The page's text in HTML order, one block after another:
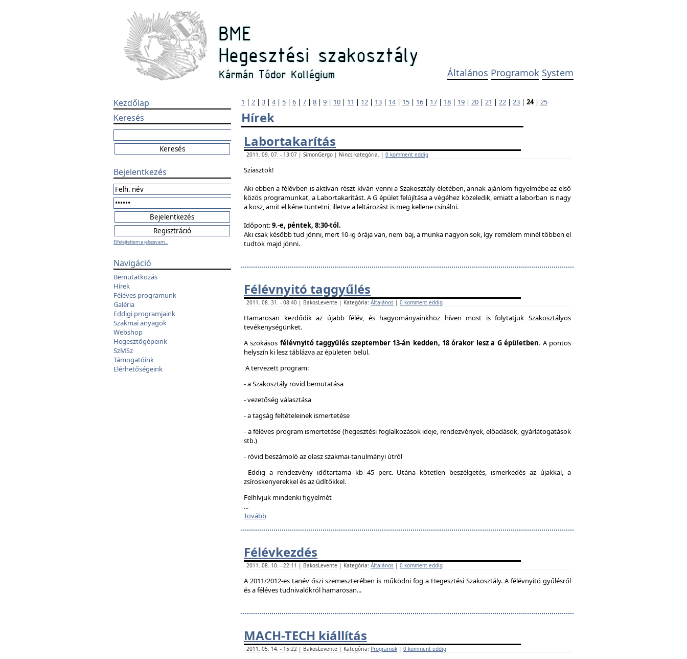
Általános Programok System
Kezdőlap
Keresés
Bejelentkezés
Elfelejtettem a jelszavam...
Navigáció
Bemutatkozás
Hírek
Féléves programunk
Galéria
Eddigi programjaink
Szakmai anyagok
Webshop
Hegesztőgépeink
SzMSz
Támogatóink
Elérhetőségeink
1 | 2 | 3 | 4| 5 | 6 | 7 | 8 | 9 | 10 | 11 | 12 | 13 | 14| 15 | 16 | 17 | 18 | 19 | 20 | 21 | 22 | 23 | 24| 25
Hírek
Labortakarítás
2011. 09. 07. - 13:07 | SimonGergo | Nincs kategória. | 0 komment eddig
Sziasztok!
Aki ebben a félévben is aktívan részt kíván venni a Szakosztály életében, annak ajánlom figyelmébe az első
közös programunkat, a Labortakarítást. A G épület felújítása a végéhez közeledik, emiatt a laborban is nagy
a kosz, amit el kéne tüntetni, illetve a leltározást is meg kellene csinálni.
Időpont:9.-e, péntek, 8:30-tól.
Aki csak később tud jönni, mert 10-ig órája van, nem baj, a munka nagyon sok, így remélem minél többen el
tudtok majd jönni.
Félévnyitó taggyűlés
2011. 08. 31. - 08:40 | BakosLevente | Kategória: Általános | 0 komment eddig
Hamarosan kezdődik az újabb félév, és hagyományainkhoz híven most is folytatjuk Szakosztályos
tevékenységünket.
A szokásos félévnyitó taggyűlés szeptember 13-án kedden, 18 órakor lesz a G épületben. A pontos
helyszín ki lesz táblázva az épületen belül.
A tervezett program:
- a Szakosztály rövid bemutatása
- vezetőség választása
- a tagság feltételeinek ismertetése
- a féléves program ismertetése (hegesztési foglalkozások ideje, rendezvények, előadások, gyárlátogatások
stb.)
- rövid beszámoló az olasz szakmai-tanulmányi útról
Eddig a rendezvény időtartama kb 45 perc. Utána kötetlen beszélgetés, ismerkedés az újakkal, a
zsíroskenyerekkel és az üdítőkkel.
Felhívjuk mindenki figyelmét
...
Tovább
Félévkezdés
2011. 08. 10. - 22:11 | BakosLevente | Kategória: Általános | 0 komment eddig
A 2011/2012-es tanév őszi szemeszterében is működni fog a Hegesztési Szakosztály. A félévnyitó gyűlésről
és a féléves tudnivalókról hamarosan...
MACH-TECH kiállítás
2011. 05. 14. - 15:22 | BakosLevente | Kategória: Programok | 0 komment eddig